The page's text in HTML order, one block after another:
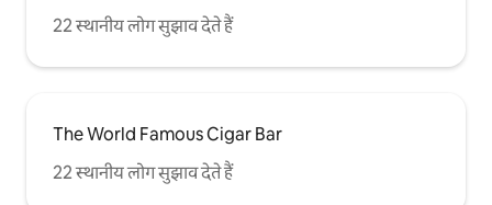
22 स्थानीय लोग सुझाव देते हैं
The World Famous Cigar Bar
22 स्थानीय लोग सुझाव देते हैं